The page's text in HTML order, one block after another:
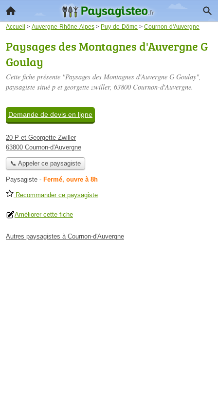
Accueil > Auvergne-Rhône-Alpes > Puy-de-Dôme > Cournon-d'Auvergne
Paysages des Montagnes d'Auvergne G
Goulay
Cette fiche présente "Paysages des Montagnes d'Auvergne G Goulay",
paysagiste situé p et georgette zwiller, 63800 Cournon-d'Auvergne.
Demande de devis en ligne
20 P et Georgette Zwiller
63800 Cournon-d'Auvergne
📞 Appeler ce paysagiste
Paysagiste - Fermé, ouvre à 8h
Recommander ce paysagiste
Améliorer cette fiche
Autres paysagistes à Cournon-d'Auvergne